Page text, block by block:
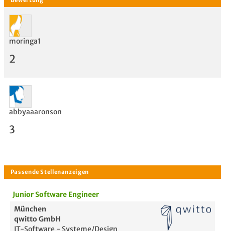
Bewertung
moringa1
2
abbyaaaronson
3
Junior Software Engineer
München
qwitto GmbH
IT-Software - Systeme/Design